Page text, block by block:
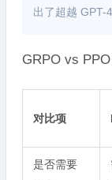
出了超越 GPT-
GRPO vs PPO
对比项
是否需要